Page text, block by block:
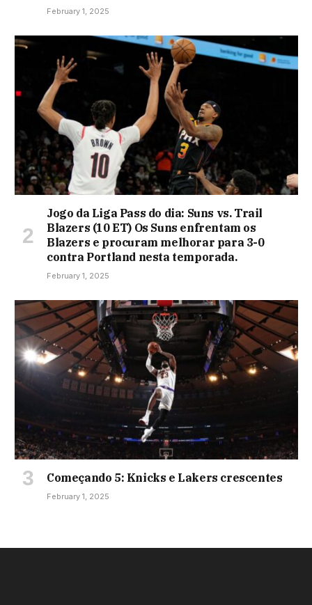
February 1, 2025
Jogo da Liga Pass do dia: Suns vs. Trail
Blazers (10 ET) Os Suns enfrentam os
Blazers e procuram melhorar para 3-0
contra Portland nesta temporada.
February 1, 2025
Começando 5: Knicks e Lakers crescentes
February 1, 2025